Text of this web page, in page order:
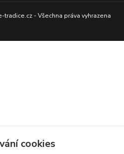
- Všechna práva vyhrazena
cookies